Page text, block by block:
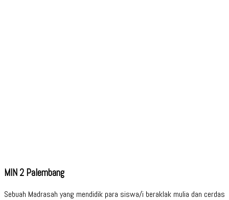
MIN 2 Palembang
Sebuah Madrasah yang mendidik para siswa/i beraklak mulia dan cerdas